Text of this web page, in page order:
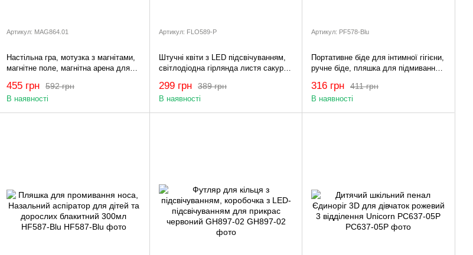
Артикул: MAG864.01
Настільна гра, мотузка з магнітами,
магнітне поле, магнітна арена для
MAG864.01592 грн
455 грн
В наявності
Артикул: FLO589-P
Штучні квіти з LED підсвічуванням,
світлодіодна гірлянда листя сакури
389 грн
299 грн
В наявності
Артикул: PF578-Blu
Портативне біде для інтимної гігієни,
ручне біде, пляшка для підмивання,
411 грн
316 грн
В наявності